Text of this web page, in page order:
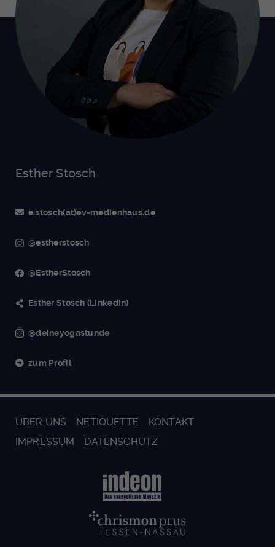
Esther Stosch
e.stosch(at)ev-medienhaus.de
@estherstosch
@EstherStosch
Esther Stosch (LinkedIn)
@deineyogastunde
zum Profil
ÜBER UNS NETIQUETTE
KONTAKT
IMPRESSUM
DATENSCHUTZ